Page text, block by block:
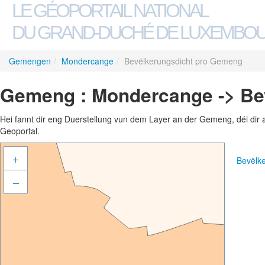
LE GÉOPORTAIL NATIONAL
DU GRAND-DUCHÉ DE
Gemengen / Mondercange / Bevëlkerungsdicht pro Gemeng
Gemeng : Mondercange ->
Hei fannt dir eng Duerstellung vun dem Layer an der Gemeng, déi
Geoportal.
+
–